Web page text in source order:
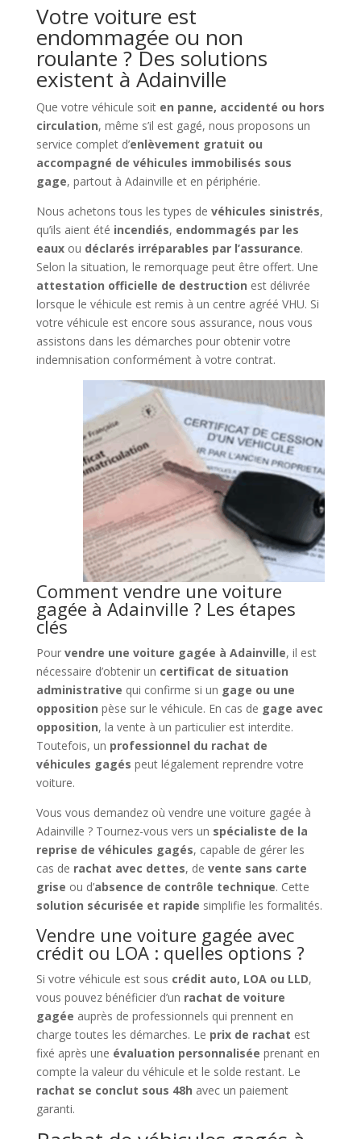
Votre voiture est
endommagée ou non
roulante ? Des solutions
existent à Adainville
Que votre véhicule soit en panne, accidenté ou hors
circulation, même s’il est gagé, nous proposons un
service complet d’enlèvement gratuit ou
accompagné de véhicules immobilisés sous
gage, partout à Adainville et en périphérie.
Nous achetons tous les types de véhicules sinistrés,
qu’ils aient été incendiés, endommagés par les
eauxou déclarés irréparables par l’assurance.
Selon la situation, le remorquage peut être offert. Une
attestation officielle de destruction est délivrée
lorsque le véhicule est remis à un centre agréé VHU. Si
votre véhicule est encore sous assurance, nous vous
assistons dans les démarches pour obtenir votre
indemnisation conformément à votre contrat.
Comment vendre une voiture
gagée à Adainville ? Les étapes
clés
Pour vendre une voiture gagée à Adainville, il est
nécessaire d’obtenir un certificat de situation
administrative qui confirme si un gage ou une
opposition pèse sur le véhicule. En cas de gage avec
opposition, la vente à un particulier est interdite.
Toutefois, un professionnel du rachat de
véhicules gagés peut légalement reprendre votre
voiture.
Vous vous demandez où vendre une voiture gagée à
Adainville ? Tournez-vous vers un spécialiste de la
reprise de véhicules gagés, capable de gérer les
cas de rachat avec dettes, de vente sans carte
grise ou d’absence de contrôle technique. Cette
solution sécurisée et rapide simplifie les formalités.
Vendre une voiture gagée avec
crédit ou LOA : quelles options ?
Si votre véhicule est sous crédit auto, LOA ou LLD,
vous pouvez bénéficier d’un rachat de voiture
gagée auprès de professionnels qui prennent en
charge toutes les démarches. Le prix de rachat est
fixé après une évaluation personnalisée prenant en
compte la valeur du véhicule et le solde restant. Le
rachat se conclut sous 48h avec un paiement
garanti.